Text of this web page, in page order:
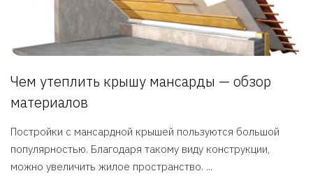
Чем утеплить крышу мансарды — обзор
материалов
Постройки с мансардной крышей пользуются большой
популярностью. Благодаря такому виду конструкции,
можно увеличить жилое пространство. ...